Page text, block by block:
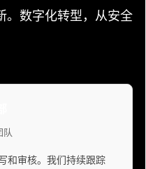
。数字化转型，从安全
队
和审核。我们持续跟踪